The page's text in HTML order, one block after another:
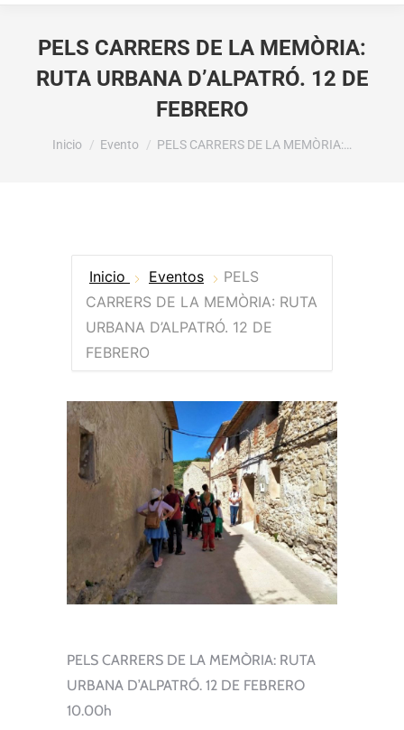
PELS CARRERS DE LA MEMÒRIA:
RUTA URBANA D’ALPATRÓ. 12 DE
FEBRERO
Estás aquí:
Inicio Evento PELS CARRERS DE LA MEMÒRIA:…
Inicio Eventos
PELS
CARRERS DE LA MEMÒRIA: RUTA
URBANA D’ALPATRÓ. 12 DE
FEBRERO
PELS CARRERS DE LA MEMÒRIA: RUTA
URBANA D’ALPATRÓ. 12 DE FEBRERO
10.00h